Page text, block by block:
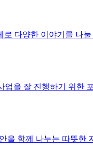
다양한 이야기를 나
을 잘 진행하기 위한
을 함께 나누는 따뜻한